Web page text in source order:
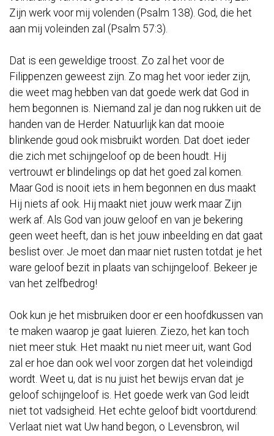
Zijn werk voor mij volenden (Psalm 138). God, die het
aan mij voleinden zal (Psalm 57:3).
Dat is een geweldige troost. Zo zal het voor de
Filippenzen geweest zijn. Zo mag het voor ieder zijn,
die weet mag hebben van dat goede werk dat God in
hem begonnen is. Niemand zal je dan nog rukken uit de
handen van de Herder. Natuurlijk kan dat mooie
blinkende goud ook misbruikt worden. Dat doet ieder
die zich met schijngeloof op de been houdt. Hij
vertrouwt er blindelings op dat het goed zal komen.
Maar God is nooit iets in hem begonnen en dus maakt
Hij niets af ook. Hij maakt niet jouw werk maar Zijn
werk af. Als God van jouw geloof en van je bekering
geen weet heeft, dan is het jouw inbeelding en dat gaat
beslist over. Je moet dan maar niet rusten totdat je het
ware geloof bezit in plaats van schijngeloof. Bekeer je
van het zelfbedrog!
Ook kun je het misbruiken door er een hoofdkussen van
te maken waarop je gaat luieren. Ziezo, het kan toch
niet meer stuk. Het maakt nu niet meer uit, want God
zal er hoe dan ook wel voor zorgen dat het voleindigd
wordt. Weet u, dat is nu juist het bewijs ervan dat je
geloof schijngeloof is. Het goede werk van God leidt
niet tot vadsigheid. Het echte geloof bidt voortdurend:
Verlaat niet wat Uw hand begon, o Levensbron, wil